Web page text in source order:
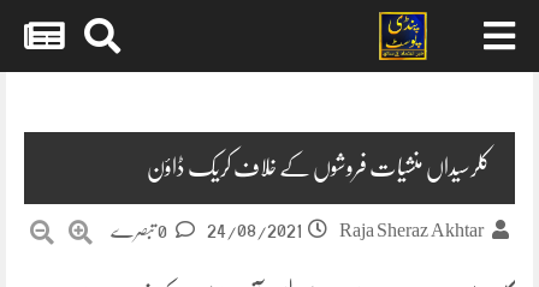
کلرسیداں منشیات فروشوں کے خلاف کریک ڈاؤن
Raja Sheraz Akhtar
24/08/2021